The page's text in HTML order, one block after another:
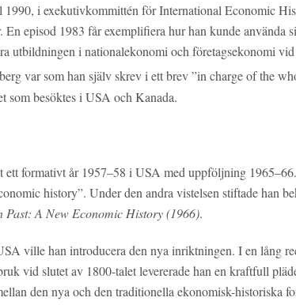
1990, i exekutivkommittén för International Economic
episod 1983 får exemplifiera hur han kunde använda
utbildningen i nationalekonomi och företagsekonomi
var som han själv skrev i ett brev ”in charge of the
som besöktes i USA och Kanada.
ett formativt år 1957–58 i USA med uppföljning
history”. Under den andra vistelsen stiftade han
Past: A New Economic History(1966).
ville han introducera den nya inriktningen. I en lång
vid slutet av 1800-talet levererade han en kraftfull
den nya och den traditionella ekonomisk-historiska